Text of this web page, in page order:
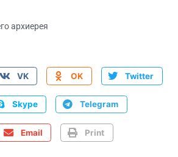
архиерея
VK OK Twitter
Skype Telegram
Email Print